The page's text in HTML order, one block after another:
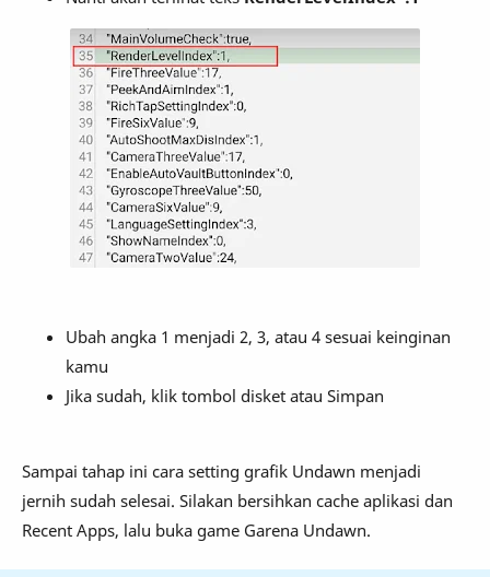
Ubah angka 1 menjadi 2, 3, atau 4 sesuai keinginan
kamu
Jika sudah, klik tombol disket atau Simpan
Sampai tahap ini cara setting grafik Undawn menjadi
jernih sudah selesai. Silakan bersihkan cache aplikasi dan
Recent Apps, lalu buka game Garena Undawn.